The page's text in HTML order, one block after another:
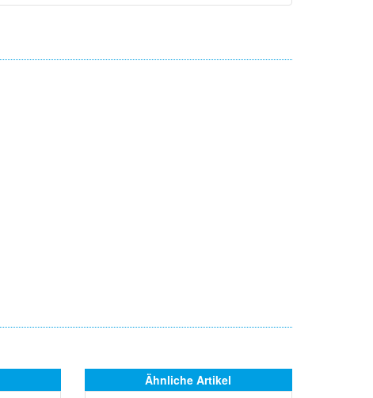
Ähnliche Artikel